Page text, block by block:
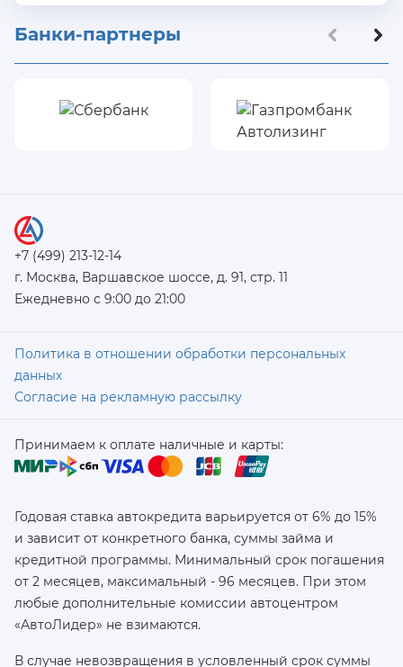
Банки-партнеры
+7 (499) 213-12-14
г. Москва, Варшавское шоссе, д. 91, стр. 11
Ежедневно с 9:00 до 21:00
Политика в отношении обработки персональных
данных
Согласие на рекламную рассылку
Принимаем к оплате наличные и карты:
Годовая ставка автокредита варьируется от 6% до 15%
и зависит от конкретного банка, суммы займа и
кредитной программы. Минимальный срок погашения
от 2 месяцев, максимальный - 96 месяцев. При этом
любые дополнительные комиссии автоцентром
«АвтоЛидер» не взимаются.
В случае невозвращения в условленный срок суммы